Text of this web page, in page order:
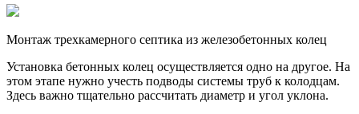
Монтаж трехкамерного септика из железобетонных колец
Установка бетонных колец осуществляется одно на другое. На
этом этапе нужно учесть подводы системы труб к колодцам.
Здесь важно тщательно рассчитать диаметр и угол уклона.